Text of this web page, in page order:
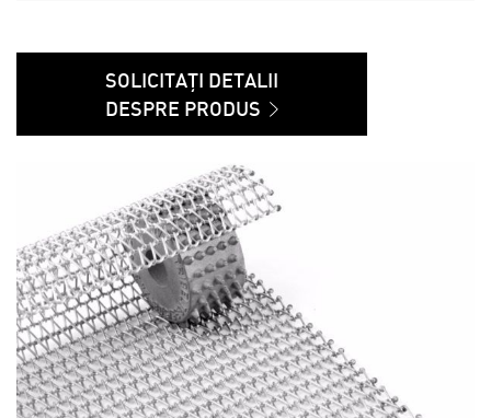
SOLICITAȚI DETALII
DESPRE PRODUS